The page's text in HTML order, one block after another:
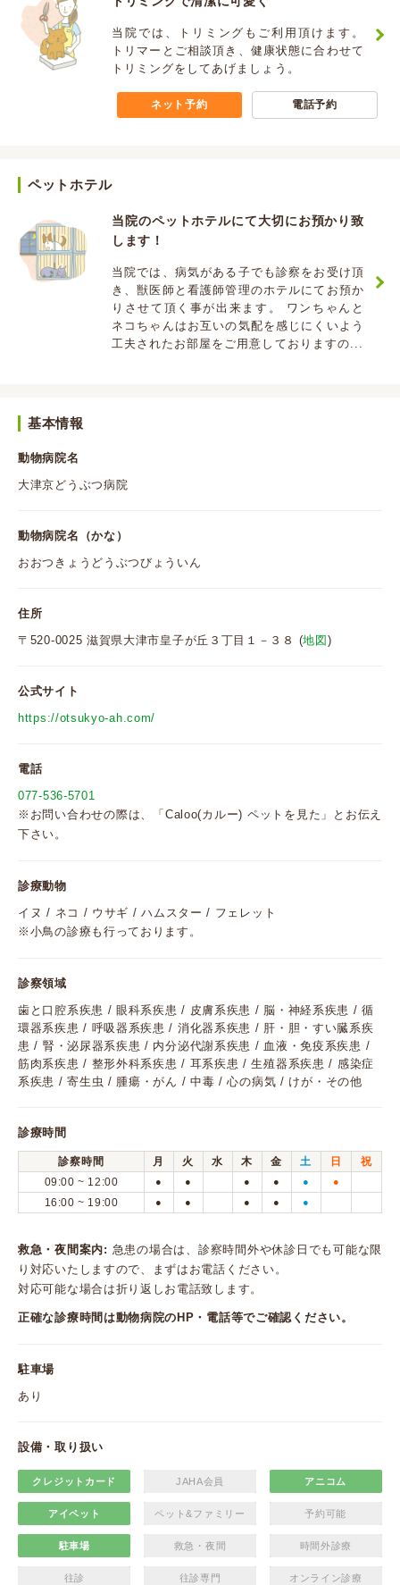
当院では、トリミングもご利用頂けます。
トリマーとご相談頂き、健康状態に合わせて
トリミングをしてあげましょう。
ネット予約 電話予約
ペットホテル
当院のペットホテルにて大切にお預かり致
します！
当院では、病気がある子でも診察をお受け頂
き、獣医師と看護師管理のホテルにてお預か
りさせて頂く事が出来ます。 ワンちゃんと
ネコちゃんはお互いの気配を感じにくいよう
工夫されたお部屋をご用意しておりますの...
基本情報
動物病院名
大津京どうぶつ病院
動物病院名（かな）
おおつきょうどうぶつびょういん
住所
〒520-0025 滋賀県大津市皇子が丘３丁目１－３８ (地図 )
公式サイト
https://otsukyo-ah.com/
電話
077-536-5701
※お問い合わせの際は、「Caloo(カルー) ペットを見た」とお伝え
下さい。
診療動物
イヌ / ネコ / ウサギ / ハムスター / フェレット
※小鳥の診療も行っております。
診察領域
歯と口腔系疾患 / 眼科系疾患 / 皮膚系疾患 / 脳・神経系疾患 / 循
環器系疾患 / 呼吸器系疾患 / 消化器系疾患 / 肝・胆・すい臓系疾
患 / 腎・泌尿器系疾患 / 内分泌代謝系疾患 / 血液・免疫系疾患 /
筋肉系疾患 / 整形外科系疾患 / 耳系疾患 / 生殖器系疾患 / 感染症
系疾患 / 寄生虫 / 腫瘍・がん / 中毒 / 心の病気 / けが・その他
診療時間
診察時間 月 火 水 木 金 土 日
祝
09:00 ~ 12:00
● ● ● ● ● ●
16:00 ~ 19:00 ● ● ● ● ●
救急・夜間案内: 急患の場合は、診察時間外や休診日でも可能な限
り対応いたしますので、まずはお電話ください。
対応可能な場合は折り返しお電話致します。
正確な診療時間は動物病院のHP・電話等でご確認ください。
駐車場
あり
設備・取り扱い
クレジットカード JAHA会員 アニコム
アイペット ペット&ファミリー 予約可能
駐車場 救急・夜間 時間外診療
往診 往診専門 オンライン診療